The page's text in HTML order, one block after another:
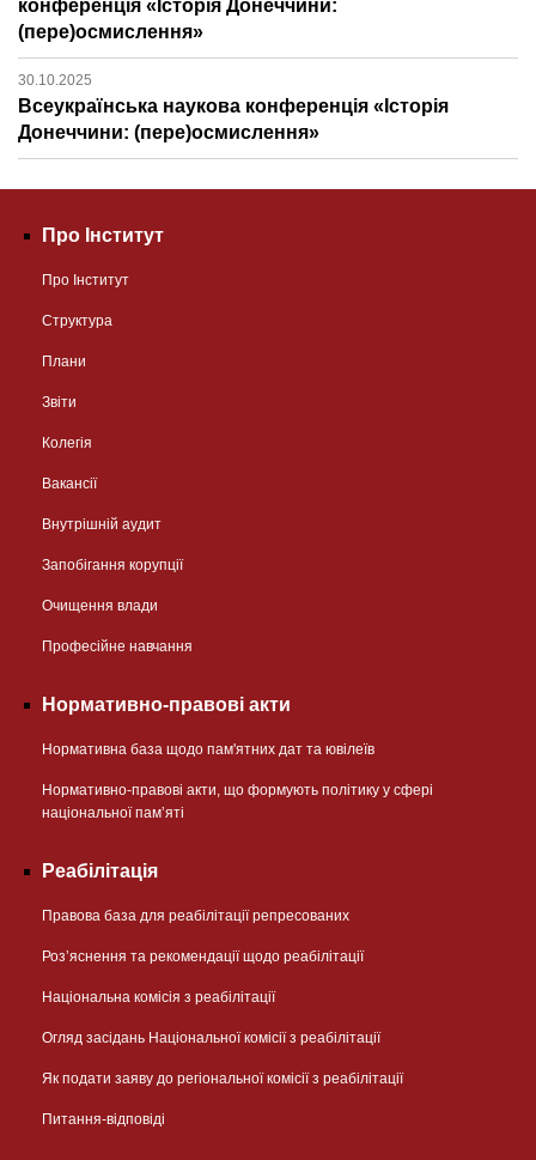
конференція «Історія Донеччини:
(пере)осмислення»
30.10.2025
Всеукраїнська наукова конференція «Історія
Донеччини: (пере)осмислення»
Про Інститут
Про Інститут
Структура
Плани
Звіти
Колегія
Вакансії
Внутрішній аудит
Запобігання корупції
Очищення влади
Професійне навчання
Нормативно-правові акти
Нормативна база щодо пам'ятних дат та ювілеїв
Нормативно-правові акти, що формують політику у сфері
національної памʼяті
Реабілітація
Правова база для реабілітації репресованих
Розʼяснення та рекомендації щодо реабілітації
Національна комісія з реабілітації
Огляд засідань Національної комісії з реабілітації
Як подати заяву до регіональної комісії з реабілітації
Питання-відповіді